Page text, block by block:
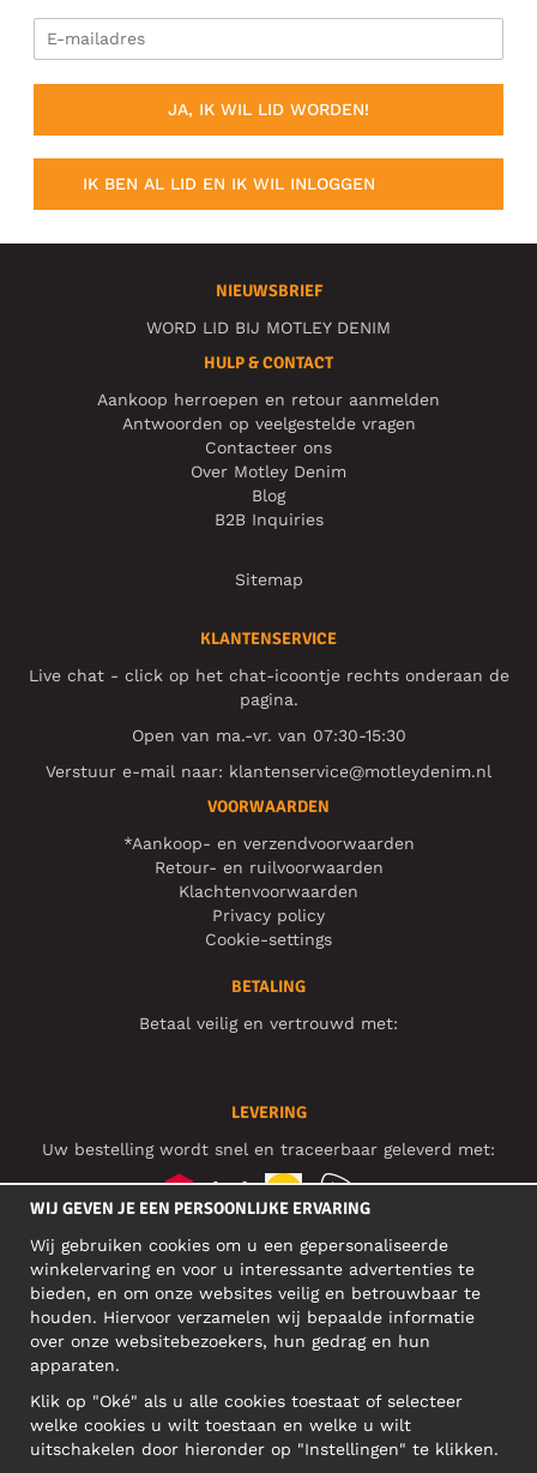
JA, IK WIL LID WORDEN!
IK BEN AL LID EN IK WIL INLOGGEN
NIEUWSBRIEF
WORD LID BIJ MOTLEY DENIM
HULP & CONTACT
Aankoop herroepen en retour aanmelden
Antwoorden op veelgestelde vragen
Contacteer ons
Over Motley Denim
Blog
B2B Inquiries
Sitemap
KLANTENSERVICE
Live chat - click op het chat-icoontje rechts onderaan de
pagina.
Open van ma.-vr. van 07:30-15:30
Verstuur e-mail naar: klantenservice@motleydenim.nl
VOORWAARDEN
*Aankoop- en verzendvoorwaarden
Retour- en ruilvoorwaarden
Klachtenvoorwaarden
Privacy policy
Cookie-settings
BETALING
Betaal veilig en vertrouwd met:
LEVERING
Uw bestelling wordt snel en traceerbaar geleverd met:
SOCIAL MEDIA
BEDRIJFSADRES
Narva mnt 5, EE-10117 Tallinn
Reg: 12356245
WIJ GEVEN JE EEN PERSOONLIJKE ERVARING
Wij gebruiken cookies om u een gepersonaliseerde
winkelervaring en voor u interessante advertenties te
bieden, en om onze websites veilig en betrouwbaar te
houden. Hiervoor verzamelen wij bepaalde informatie
over onze websitebezoekers, hun gedrag en hun
apparaten.
Klik op "Oké" als u alle cookies toestaat of selecteer
welke cookies u wilt toestaan en welke u wilt
uitschakelen door hieronder op "Instellingen" te klikken.